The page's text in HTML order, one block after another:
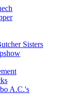
Sisters
A.C.'s